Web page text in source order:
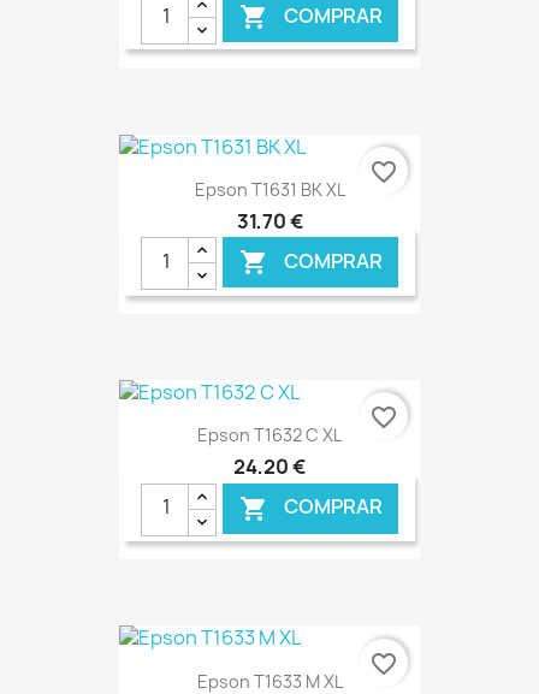
 COMPRAR
€ ONLINE
Epson T1631 BK XL
31,70 €
 COMPRAR
€ ONLINE
favorite_border
Epson T1632 C XL
24,20 €
 COMPRAR
€ ONLINE
favorite_border
Epson T1633 M XL
favorite_border